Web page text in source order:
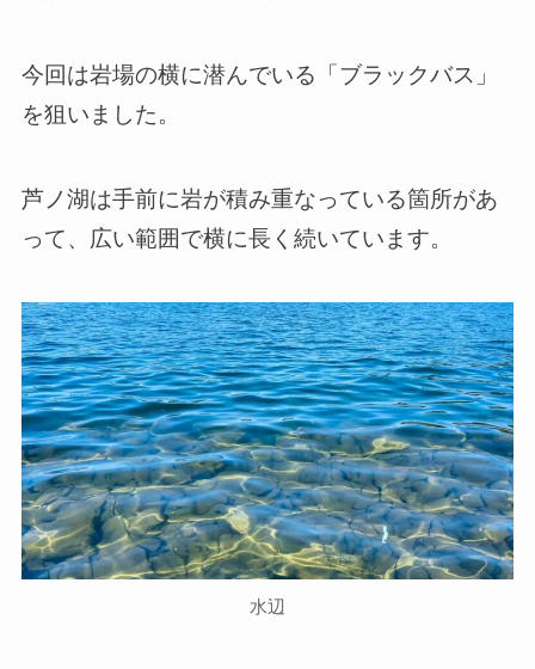
今回は岩場の横に潜んでいる「ブラックバス」
を狙いました。
芦ノ湖は手前に岩が積み重なっている箇所があ
って、広い範囲で横に長く続いています。
水辺